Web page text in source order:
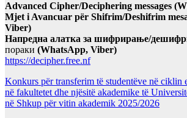
Advanced Cipher/Deciphering messages
Mjet i Avancuar për Shifrim/Deshifrim
Viber)
Напредна алатка за шифрирање/
пораки (WhatsApp, Viber)
https://decipher.free.nf
Konkurs për transferim të studentëve në ciklin
në fakultetet dhe njësitë akademike të
në Shkup për vitin akademik 2025/2026